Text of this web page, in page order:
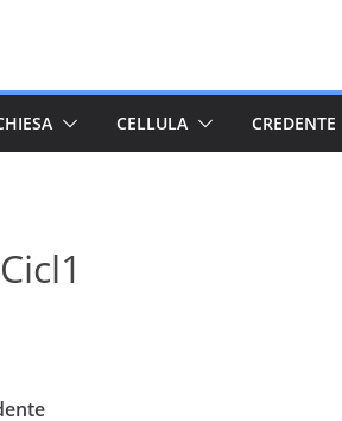
CELLULA CREDENTE